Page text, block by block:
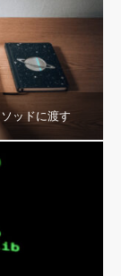
ッドに渡す